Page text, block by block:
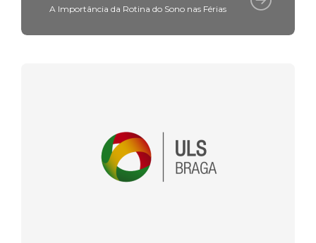
A Importância da Rotina do Sono nas Férias